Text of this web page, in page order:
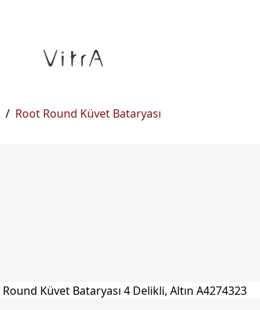
/ Root Round Küvet Bataryası